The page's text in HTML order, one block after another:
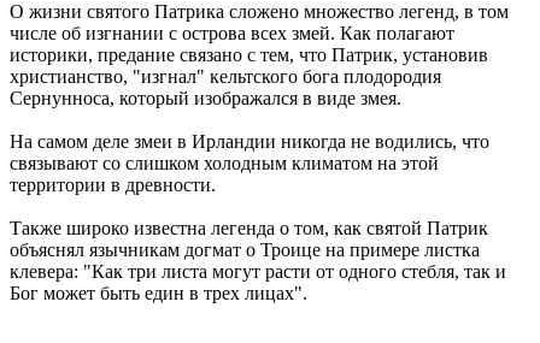
О жизни святого Патрика сложено множество легенд, в том
числе об изгнании с острова всех змей. Как полагают
историки, предание связано с тем, что Патрик, установив
христианство, "изгнал" кельтского бога плодородия
Сернунноса, который изображался в виде змея.
На самом деле змеи в Ирландии никогда не водились, что
связывают со слишком холодным климатом на этой
территории в древности.
Также широко известна легенда о том, как святой Патрик
объяснял язычникам догмат о Троице на примере листка
клевера: "Как три листа могут расти от одного стебля, так и
Бог может быть един в трех лицах".